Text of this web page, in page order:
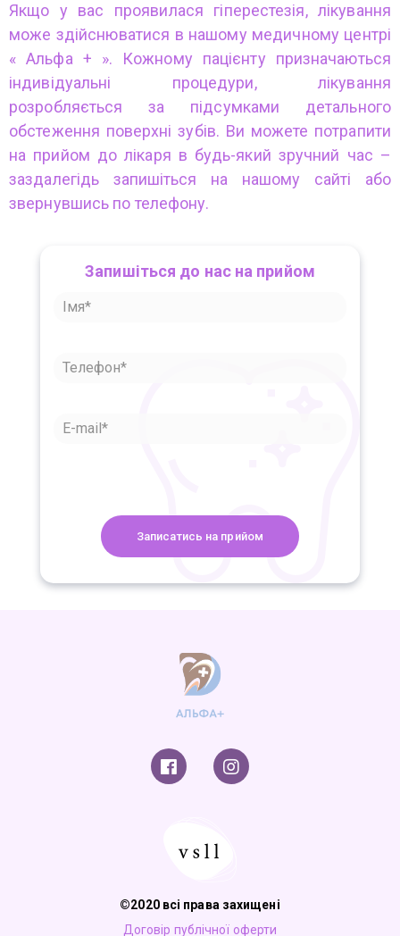
Якщо у вас проявилася гіперестезія, лікування
може здійснюватися в нашому медичному центрі
« Альфа + ». Кожному пацієнту призначаються
індивідуальні процедури, лікування
розробляється за підсумками детального
обстеження поверхні зубів. Ви можете потрапити
на прийом до лікаря в будь-який зручний час –
заздалегідь запишіться на нашому сайті або
звернувшись по телефону.
Запишіться до нас на прийом
©2020 всі права захищені
Договір публічної оферти